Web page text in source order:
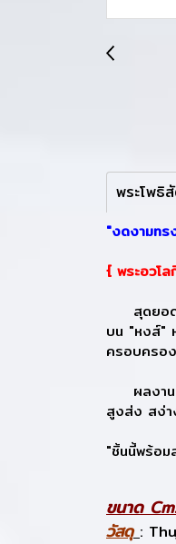
พระโพธิ
"งดงามทร
{ พระอวโล
สุดยอดผ
บน "หงส์"
ครอบครอ
ผลงานแ
สูงส่ง สง่า
"ชิ้นนี้พร้อม
ขนาด
วัสดุ :